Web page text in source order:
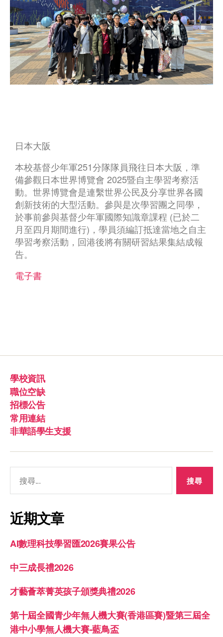
日本大阪
本校基督少年軍251分隊隊員飛往日本大阪，準
備參觀日本世界博覽會 2025暨自主學習考察活
動。世界博覽會是連繫世界公民及分享世界各國
創新技術的大型活動。參與是次學習團之同學，
於事前參與基督少年軍國際知識章課程 (已於二
月至四月期間進行)，學員須編訂抵達當地之自主
學習考察活動，回港後將有關研習結果集結成報
告。
電子書
學校資訊
職位空缺
招標公告
常用連結
非華語學生支援
近期文章
AI數理科技學習匯2026賽果公告
中三成長禮2026
才藝薈萃菁英孩子頒獎典禮2026
第十屆全國青少年無人機大賽(香港區賽)暨第三屆全
港中小學無人機大賽-藍鳥盃